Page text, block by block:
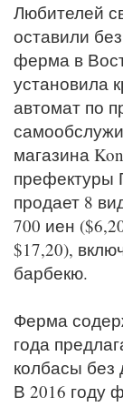
Любителей
оставили
ферма в
установила
автомат по
магазина
префектуры
продает 8
700 иен
$17,20),
барбекю.
Ферма
года
колбасы без
В 2016 году